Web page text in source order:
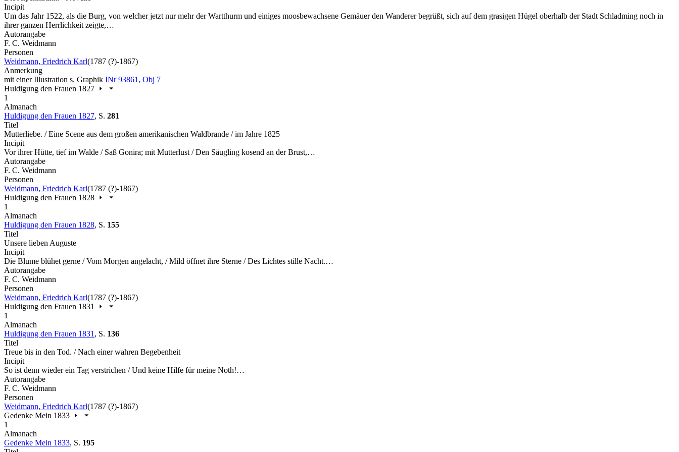
Incipit
Um das Jahr 1522, als die Burg, von welcher jetzt nur mehr der Wartthurm und einiges moosbewachsene Gemäuer den Wanderer begrüßt, sich auf dem grasigen Hügel oberhalb der Stadt Schladming noch in
ihrer ganzen Herrlichkeit zeigte,…
Autorangabe
F. C. Weidmann
Personen
Weidmann, Friedrich Karl(1787 (?)-1867)
Anmerkung
mit einer Illustration s. Graphik INr 93861, Obj 7
Huldigung den Frauen 1827
1
Almanach
Huldigung den Frauen 1827, S. 281
Titel
Mutterliebe. / Eine Scene aus dem großen amerikanischen Waldbrande / im Jahre 1825
Incipit
Vor ihrer Hütte, tief im Walde / Saß Gonira; mit Mutterlust / Den Säugling kosend an der Brust,…
Autorangabe
F. C. Weidmann
Personen
Weidmann, Friedrich Karl(1787 (?)-1867)
Huldigung den Frauen 1828
1
Almanach
Huldigung den Frauen 1828, S. 155
Titel
Unsere lieben Auguste
Incipit
Die Blume blühet gerne / Vom Morgen angelacht, / Mild öffnet ihre Sterne / Des Lichtes stille Nacht.…
Autorangabe
F. C. Weidmann
Personen
Weidmann, Friedrich Karl(1787 (?)-1867)
Huldigung den Frauen 1831
1
Almanach
Huldigung den Frauen 1831 , S. 136
Titel
Treue bis in den Tod. / Nach einer wahren Begebenheit
Incipit
So ist denn wieder ein Tag verstrichen / Und keine Hilfe für meine Noth!…
Autorangabe
F. C. Weidmann
Personen
Weidmann, Friedrich Karl(1787 (?)-1867)
Gedenke Mein 1833
1
Almanach
Gedenke Mein 1833, S. 195